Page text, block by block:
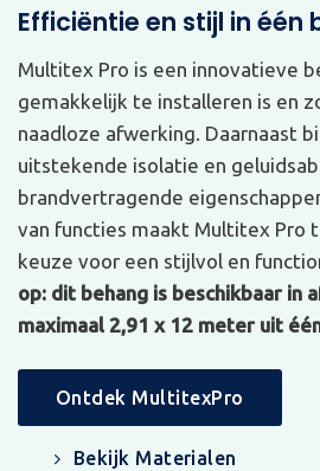
Efficiëntie en stijl in één
Multitex Pro is een innovatieve
gemakkelijk te installeren is en
naadloze afwerking. Daarnaast
uitstekende isolatie en
brandvertragende
van functies maakt Multitex Pro
keuze voor een stijlvol en
op: dit behang is beschikbaar in
maximaal 2,91 x 12 meter uit
Ontdek MultitexPro
Bekijk Materialen